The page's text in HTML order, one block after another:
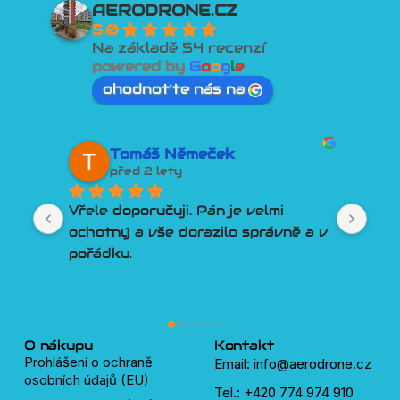
AERODRONE.CZ
5.0
Na základě 54 recenzí
powered by Google
ohodnoťte nás na
Tomáš Němeček
před 2 lety
Vřele doporučuji. Pán je velmi
ochotný a vše dorazilo správně a v
pořádku.
O nákupu
Prohlášení o ochraně
osobních údajů (EU)
Kontakt
Email: info@aerodrone.cz
Tel.: +420 774 974 910